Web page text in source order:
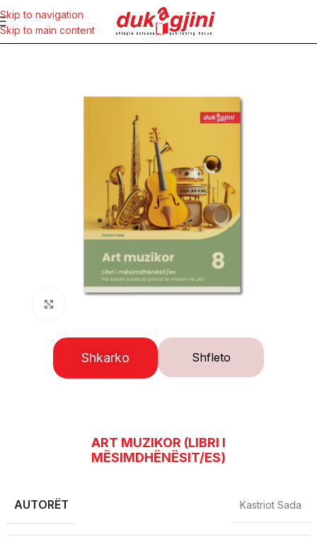
Skip to navigation
Skip to main content
Shkarko Shfleto
ART MUZIKOR (LIBRI I
MËSIMDHËNËSIT/ES)
AUTORËT Kastriot Sada